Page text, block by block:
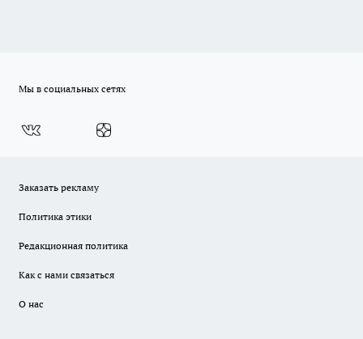
Мы в социальных сетях
Заказать рекламу
Политика этики
Редакционная политика
Как с нами связаться
О нас